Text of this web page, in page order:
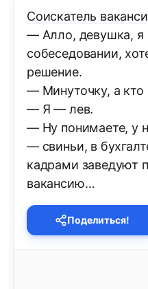
Соискатель
— Алло, девушка, я
собеседовании,
решение.
— Минуточку, а кто
— Я — лев.
— Ну понимаете, у
— свиньи, в
кадрами заведуют
вакансию…
Поделиться!